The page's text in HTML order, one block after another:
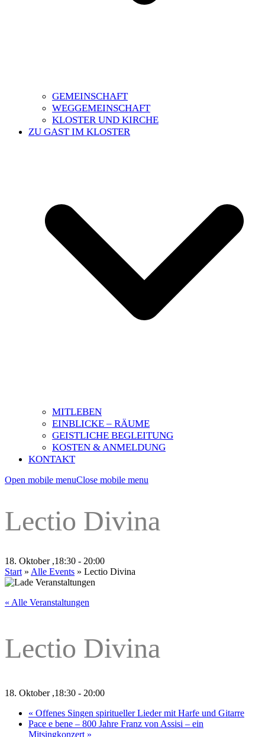
GEMEINSCHAFT
WEGGEMEINSCHAFT
KLOSTER UND KIRCHE
ZU GAST IM KLOSTER
MITLEBEN
EINBLICKE – RÄUME
GEISTLICHE BEGLEITUNG
KOSTEN & ANMELDUNG
KONTAKT
Open mobile menuClose mobile menu
Lectio Divina
18. Oktober ,18:30 - 20:00
Start » Alle Events » Lectio Divina
« Alle Veranstaltungen
Lectio Divina
18. Oktober ,18:30 - 20:00
« Offenes Singen spiritueller Lieder mit Harfe und Gitarre
Pace e bene – 800 Jahre Franz von Assisi – ein
Mitsingkonzert »